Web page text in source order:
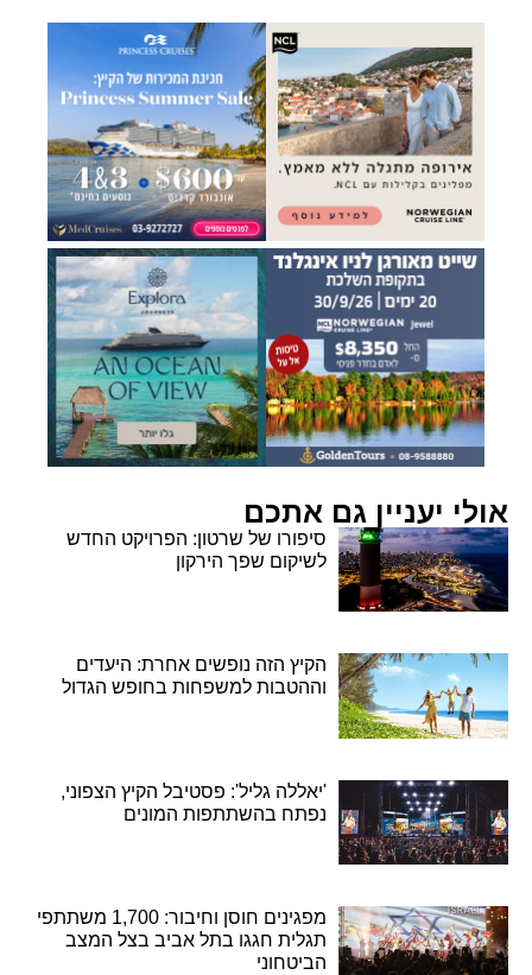
אולי יעניין גם אתכם
סיפורו של שרטון: הפרויקט החדש
לשיקום שפך הירקון
הקיץ הזה נופשים אחרת: היעדים
וההטבות למשפחות בחופש הגדול
'יאללה גליל': פסטיבל הקיץ הצפוני,
נפתח בהשתתפות המונים
מפגינים חוסן וחיבור: 1,700 משתתפי
תגלית חגגו בתל אביב בצל המצב
הביטחוני